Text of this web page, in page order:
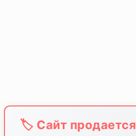
🏷️ Сайт продается